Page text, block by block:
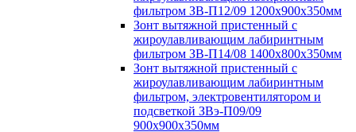
фильтром ЗВ-П12/09 1200х900х350мм
Зонт вытяжной пристенный с
жироулавливающим лабиринтным
фильтром ЗВ-П14/08 1400х800х350мм
Зонт вытяжной пристенный с
жироулавливающим лабиринтным
фильтром, электровентилятором и
подсветкой ЗВэ-П09/09
900х900х350мм